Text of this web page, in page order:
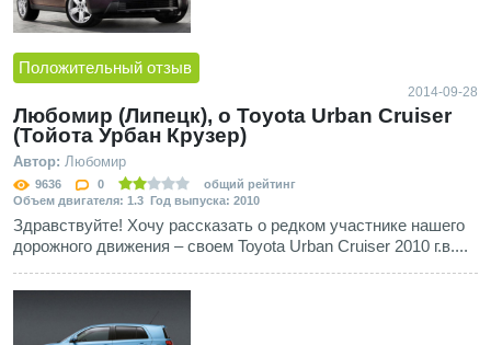
Положительный отзыв
2014-09-28
Любомир (Липецк), о Toyota Urban Cruiser
(Тойота Урбан Крузер)
Автор: Любомир
9636 0
общий рейтинг
Объем двигателя: 1.3 Год выпуска: 2010
Здравствуйте! Хочу рассказать о редком участнике нашего
дорожного движения – своем Toyota Urban Cruiser 2010 г.в....